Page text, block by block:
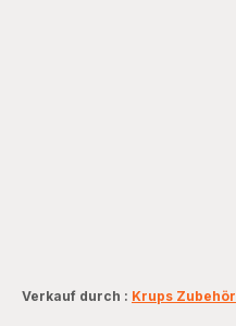
Verkauf durch : Krups Zubehör